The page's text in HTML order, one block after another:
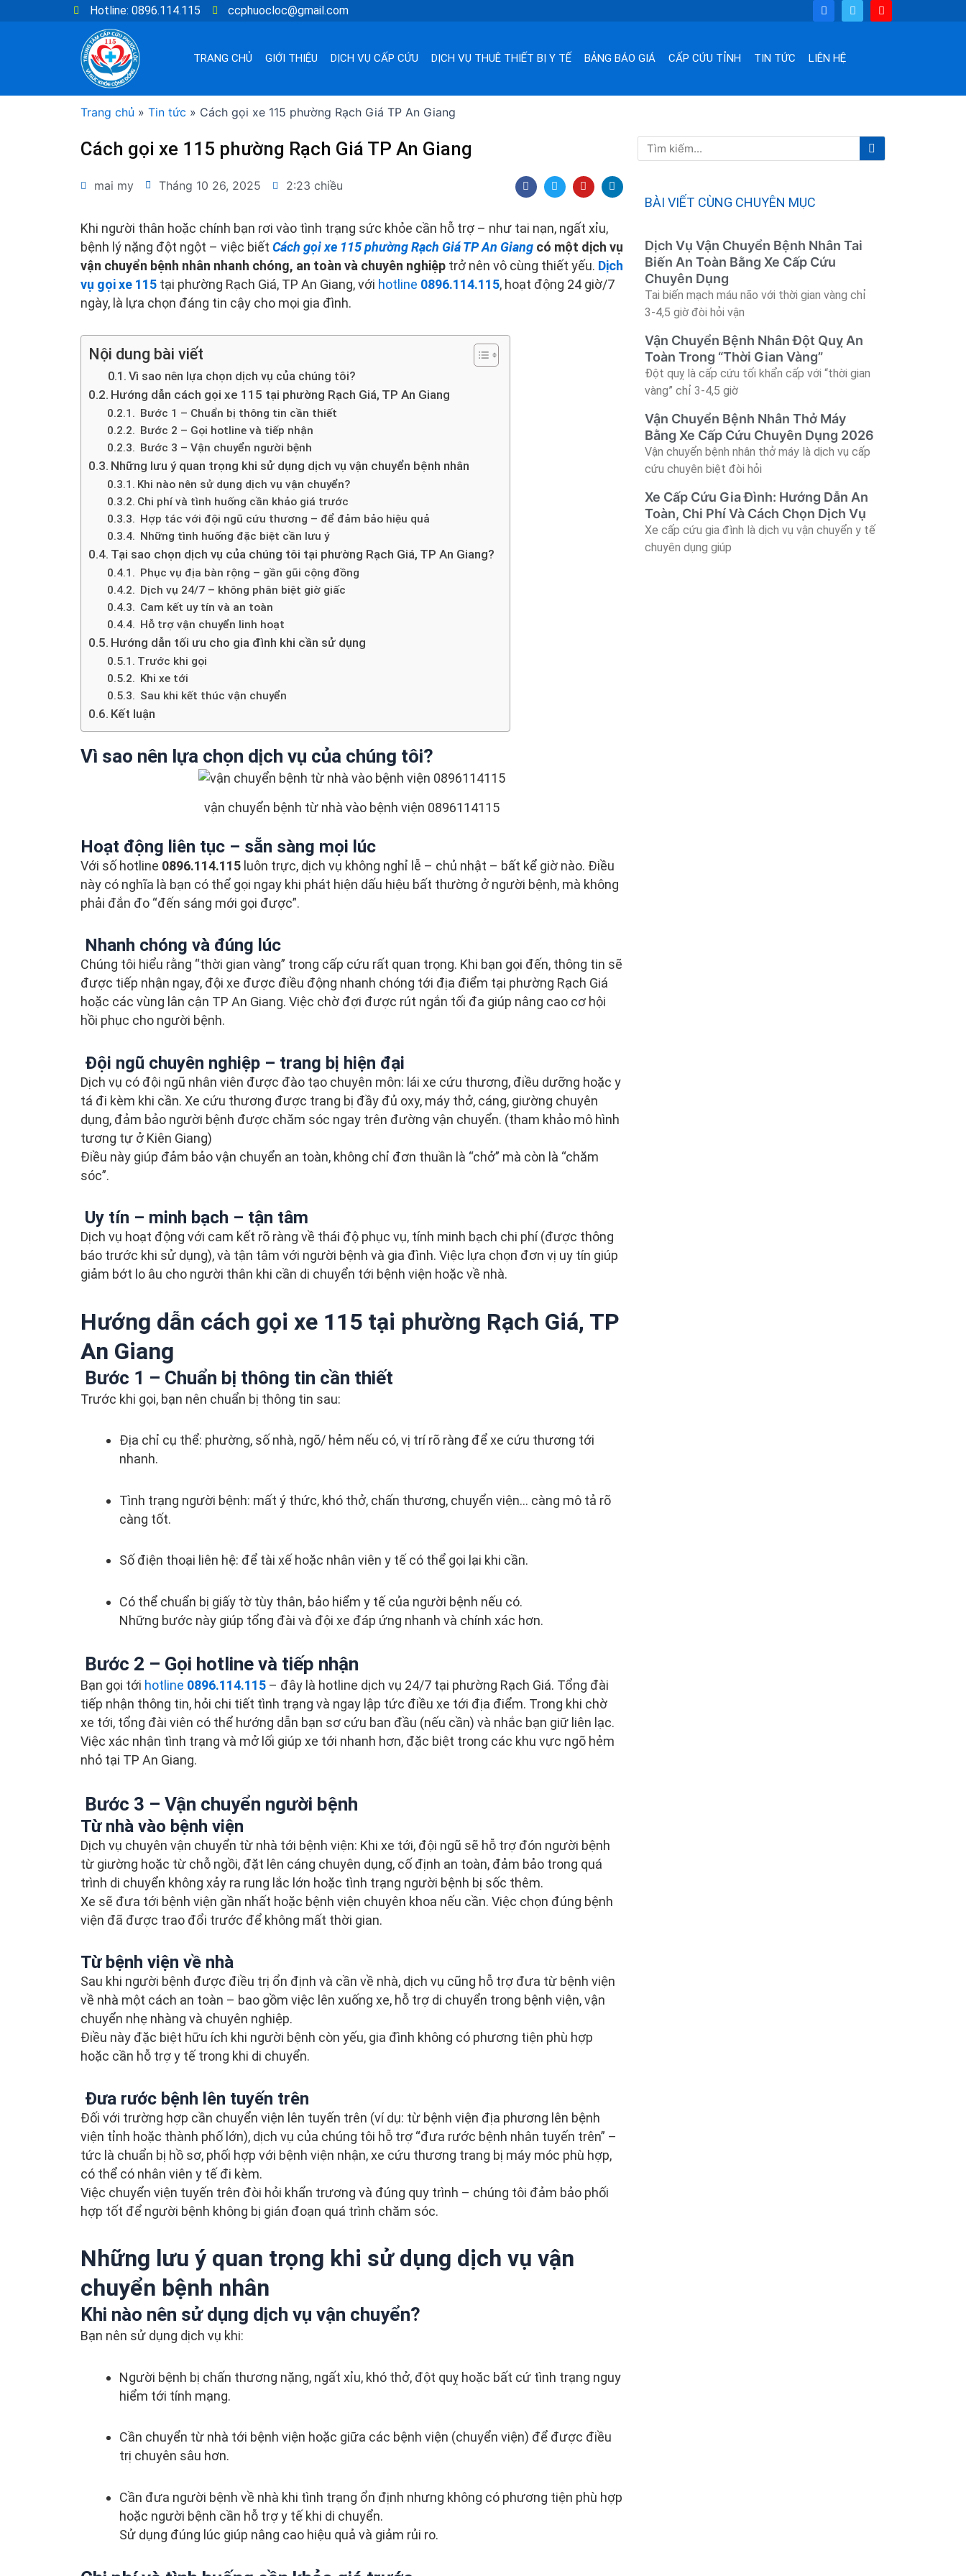
Hotline: 0896.114.115 ccphuocloc@gmail.com F
a
c
o
T
w
i
Y
o
u
TRANG CHỦ GIỚI THIỆU DỊCH VỤ CẤP CỨU DỊCH VỤ THUÊ THIẾT BỊ Y TẾ BẢNG BÁO GIÁ CẤP CỨU TỈNH TIN TỨC LIÊN HỆ
Trang chủ » Tin tức » Cách gọi xe 115 phường Rạch Giá TP An Giang
Cách gọi xe 115 phường Rạch Giá TP An Giang
mai my Tháng 10 26, 2025 2:23 chiều F
a
c
b
o
o
k
T
w
i
e
r
Y
o
u
u
b
e
L
i
n
i
n
Khi người thân hoặc chính bạn rơi vào tình trạng sức khỏe cần hỗ trợ – như tai nạn, ngất xỉu,
bệnh lý nặng đột ngột – việc biết Cách gọi xe 115 phường Rạch Giá TP An Giang có một dịch vụ
vận chuyển bệnh nhân nhanh chóng, an toàn và chuyên nghiệp trở nên vô cùng thiết yếu. Dịch
vụ gọi xe 115 tại phường Rạch Giá, TP An Giang, với hotline 0896.114.115, hoạt động 24 giờ/7
ngày, là lựa chọn đáng tin cậy cho mọi gia đình.
Nội dung bài viết
Vì sao nên lựa chọn dịch vụ của chúng tôi?
Hướng dẫn cách gọi xe 115 tại phường Rạch Giá, TP An Giang
Bước 1 – Chuẩn bị thông tin cần thiết
Bước 2 – Gọi hotline và tiếp nhận
Bước 3 – Vận chuyển người bệnh
Những lưu ý quan trọng khi sử dụng dịch vụ vận chuyển bệnh nhân
Khi nào nên sử dụng dịch vụ vận chuyển?
Chi phí và tình huống cần khảo giá trước
Hợp tác với đội ngũ cứu thương – để đảm bảo hiệu quả
Những tình huống đặc biệt cần lưu ý
Tại sao chọn dịch vụ của chúng tôi tại phường Rạch Giá, TP An Giang?
Phục vụ địa bàn rộng – gần gũi cộng đồng
Dịch vụ 24/7 – không phân biệt giờ giấc
Cam kết uy tín và an toàn
Hỗ trợ vận chuyển linh hoạt
Hướng dẫn tối ưu cho gia đình khi cần sử dụng
Trước khi gọi
Khi xe tới
Sau khi kết thúc vận chuyển
Kết luận
Vì sao nên lựa chọn dịch vụ của chúng tôi?
vận chuyển bệnh từ nhà vào bệnh viện 0896114115
Hoạt động liên tục – sẵn sàng mọi lúc
Với số hotline 0896.114.115 luôn trực, dịch vụ không nghỉ lễ – chủ nhật – bất kể giờ nào. Điều
này có nghĩa là bạn có thể gọi ngay khi phát hiện dấu hiệu bất thường ở người bệnh, mà không
phải đắn đo “đến sáng mới gọi được”.
Nhanh chóng và đúng lúc
Chúng tôi hiểu rằng “thời gian vàng” trong cấp cứu rất quan trọng. Khi bạn gọi đến, thông tin sẽ
được tiếp nhận ngay, đội xe được điều động nhanh chóng tới địa điểm tại phường Rạch Giá
hoặc các vùng lân cận TP An Giang. Việc chờ đợi được rút ngắn tối đa giúp nâng cao cơ hội
hồi phục cho người bệnh.
Đội ngũ chuyên nghiệp – trang bị hiện đại
Dịch vụ có đội ngũ nhân viên được đào tạo chuyên môn: lái xe cứu thương, điều dưỡng hoặc y
tá đi kèm khi cần. Xe cứu thương được trang bị đầy đủ oxy, máy thở, cáng, giường chuyên
dụng, đảm bảo người bệnh được chăm sóc ngay trên đường vận chuyển. (tham khảo mô hình
tương tự ở Kiên Giang)
Điều này giúp đảm bảo vận chuyển an toàn, không chỉ đơn thuần là “chở” mà còn là “chăm
sóc”.
Uy tín – minh bạch – tận tâm
Dịch vụ hoạt động với cam kết rõ ràng về thái độ phục vụ, tính minh bạch chi phí (được thông
báo trước khi sử dụng), và tận tâm với người bệnh và gia đình. Việc lựa chọn đơn vị uy tín giúp
giảm bớt lo âu cho người thân khi cần di chuyển tới bệnh viện hoặc về nhà.
Hướng dẫn cách gọi xe 115 tại phường Rạch Giá, TP
An Giang
Bước 1 – Chuẩn bị thông tin cần thiết
Trước khi gọi, bạn nên chuẩn bị thông tin sau:
Địa chỉ cụ thể: phường, số nhà, ngõ/ hẻm nếu có, vị trí rõ ràng để xe cứu thương tới
nhanh.
Tình trạng người bệnh: mất ý thức, khó thở, chấn thương, chuyển viện… càng mô tả rõ
càng tốt.
Số điện thoại liên hệ: để tài xế hoặc nhân viên y tế có thể gọi lại khi cần.
Có thể chuẩn bị giấy tờ tùy thân, bảo hiểm y tế của người bệnh nếu có.
Những bước này giúp tổng đài và đội xe đáp ứng nhanh và chính xác hơn.
Bước 2 – Gọi hotline và tiếp nhận
Bạn gọi tới hotline 0896.114.115 – đây là hotline dịch vụ 24/7 tại phường Rạch Giá. Tổng đài
tiếp nhận thông tin, hỏi chi tiết tình trạng và ngay lập tức điều xe tới địa điểm. Trong khi chờ
xe tới, tổng đài viên có thể hướng dẫn bạn sơ cứu ban đầu (nếu cần) và nhắc bạn giữ liên lạc.
Việc xác nhận tình trạng và mở lối giúp xe tới nhanh hơn, đặc biệt trong các khu vực ngõ hẻm
nhỏ tại TP An Giang.
Bước 3 – Vận chuyển người bệnh
Từ nhà vào bệnh viện
Dịch vụ chuyên vận chuyển từ nhà tới bệnh viện: Khi xe tới, đội ngũ sẽ hỗ trợ đón người bệnh
từ giường hoặc từ chỗ ngồi, đặt lên cáng chuyên dụng, cố định an toàn, đảm bảo trong quá
trình di chuyển không xảy ra rung lắc lớn hoặc tình trạng người bệnh bị sốc thêm.
Xe sẽ đưa tới bệnh viện gần nhất hoặc bệnh viện chuyên khoa nếu cần. Việc chọn đúng bệnh
viện đã được trao đổi trước để không mất thời gian.
Từ bệnh viện về nhà
Sau khi người bệnh được điều trị ổn định và cần về nhà, dịch vụ cũng hỗ trợ đưa từ bệnh viện
về nhà một cách an toàn – bao gồm việc lên xuống xe, hỗ trợ di chuyển trong bệnh viện, vận
chuyển nhẹ nhàng và chuyên nghiệp.
Điều này đặc biệt hữu ích khi người bệnh còn yếu, gia đình không có phương tiện phù hợp
hoặc cần hỗ trợ y tế trong khi di chuyển.
Đưa rước bệnh lên tuyến trên
Đối với trường hợp cần chuyển viện lên tuyến trên (ví dụ: từ bệnh viện địa phương lên bệnh
viện tỉnh hoặc thành phố lớn), dịch vụ của chúng tôi hỗ trợ “đưa rước bệnh nhân tuyến trên” –
tức là chuẩn bị hồ sơ, phối hợp với bệnh viện nhận, xe cứu thương trang bị máy móc phù hợp,
có thể có nhân viên y tế đi kèm.
Việc chuyển viện tuyến trên đòi hỏi khẩn trương và đúng quy trình – chúng tôi đảm bảo phối
hợp tốt để người bệnh không bị gián đoạn quá trình chăm sóc.
Những lưu ý quan trọng khi sử dụng dịch vụ vận
chuyển bệnh nhân
Khi nào nên sử dụng dịch vụ vận chuyển?
Bạn nên sử dụng dịch vụ khi:
Người bệnh bị chấn thương nặng, ngất xỉu, khó thở, đột quỵ hoặc bất cứ tình trạng nguy
hiểm tới tính mạng.
Cần chuyển từ nhà tới bệnh viện hoặc giữa các bệnh viện (chuyển viện) để được điều
trị chuyên sâu hơn.
Cần đưa người bệnh về nhà khi tình trạng ổn định nhưng không có phương tiện phù hợp
hoặc người bệnh cần hỗ trợ y tế khi di chuyển.
Sử dụng đúng lúc giúp nâng cao hiệu quả và giảm rủi ro.
Tìm
kiếm
Tìm
BÀI VIẾT CÙNG CHUYÊN MỤC
Dịch Vụ Vận Chuyển Bệnh Nhân Tai
Biến An Toàn Bằng Xe Cấp Cứu
Chuyên Dụng
Tai biến mạch máu não với thời gian vàng chỉ
3-4,5 giờ đòi hỏi vận
Vận Chuyển Bệnh Nhân Đột Quỵ An
Toàn Trong “Thời Gian Vàng”
Đột quỵ là cấp cứu tối khẩn cấp với “thời gian
vàng” chỉ 3-4,5 giờ
Vận Chuyển Bệnh Nhân Thở Máy
Bằng Xe Cấp Cứu Chuyên Dụng 2026
Vận chuyển bệnh nhân thở máy là dịch vụ cấp
cứu chuyên biệt đòi hỏi
Xe Cấp Cứu Gia Đình: Hướng Dẫn An
Toàn, Chi Phí Và Cách Chọn Dịch Vụ
Xe cấp cứu gia đình là dịch vụ vận chuyển y tế
chuyên dụng giúp